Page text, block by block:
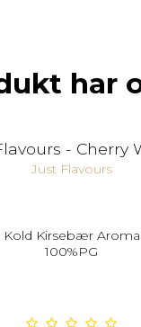
har
- Cherry
Just Flavours
Kold Kirsebær Aroma
100%PG